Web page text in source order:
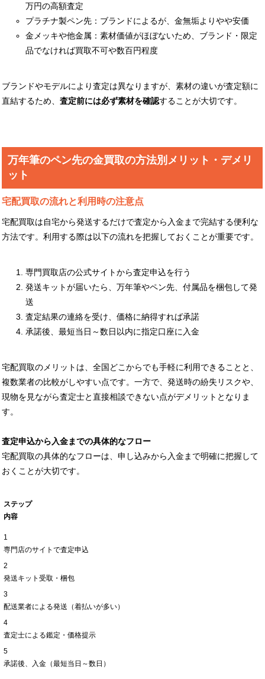
万円の高額査定
プラチナ製ペン先：ブランドによるが、金無垢よりやや安価
金メッキや他金属：素材価値がほぼないため、ブランド・限定
品でなければ買取不可や数百円程度
ブランドやモデルにより査定は異なりますが、素材の違いが査定額に
直結するため、 査定前には必ず素材を確認することが大切です。
万年筆のペン先の金買取の方法別メリット・デメリ
ット
宅配買取の流れと利用時の注意点
宅配買取は自宅から発送するだけで査定から入金まで完結する便利な
方法です。利用する際は以下の流れを把握しておくことが重要です。
専門買取店の公式サイトから査定申込を行う
発送キットが届いたら、万年筆やペン先、付属品を梱包して発
送
査定結果の連絡を受け、価格に納得すれば承諾
承諾後、最短当日～数日以内に指定口座に入金
宅配買取のメリットは、全国どこからでも手軽に利用できることと、
複数業者の比較がしやすい点です。一方で、発送時の紛失リスクや、
現物を見ながら査定士と直接相談できない点がデメリットとなりま
す。
査定申込から入金までの具体的なフロー
宅配買取の具体的なフローは、申し込みから入金まで明確に把握して
おくことが大切です。
ステップ
内容
1
専門店のサイトで査定申込
2
発送キット受取・梱包
3
配送業者による発送（着払いが多い）
4
査定士による鑑定・価格提示
5
承諾後、入金（最短当日～数日）